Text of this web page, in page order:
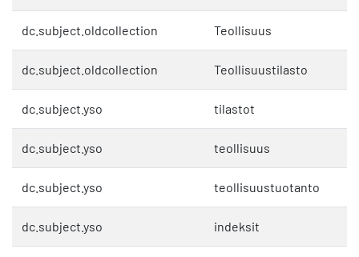
dc.subject.oldcollection Teollisuus
dc.subject.oldcollection Teollisuustilasto
dc.subject.yso tilastot
dc.subject.yso teollisuus
dc.subject.yso teollisuustuotanto
dc.subject.yso indeksit